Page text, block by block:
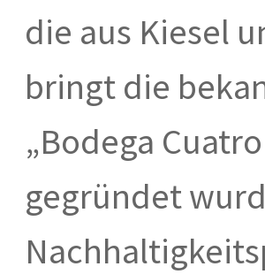
die aus Kiesel
bringt die
„Bodega
gegründet